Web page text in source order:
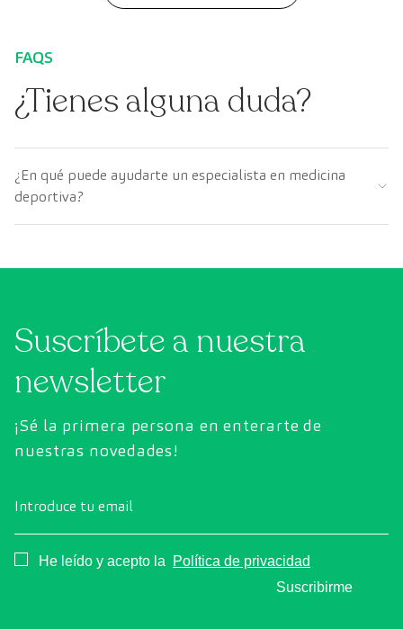
FAQS
¿Tienes alguna duda?
¿En qué puede ayudarte un especialista en medicina
deportiva?
Suscríbete a nuestra
newsletter
¡Sé la primera persona en enterarte de
nuestras novedades!
Introduce tu email
Consentimiento
He leído y acepto la
Política de privacidad
Suscribirme